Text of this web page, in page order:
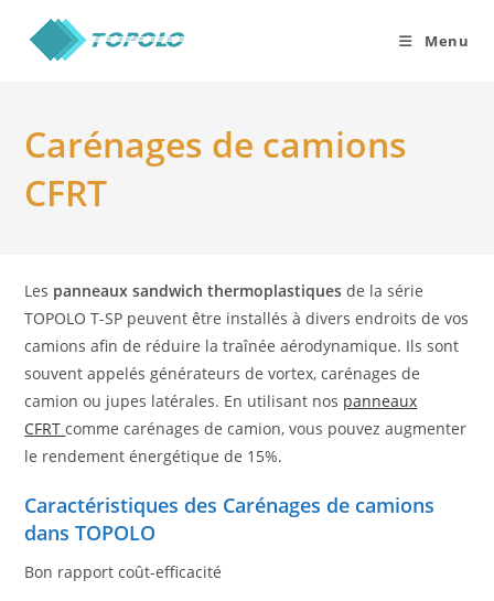
content
Menu
Carénages de camions
CFRT
Les panneaux sandwich thermoplastiques de la série
TOPOLO T-SP peuvent être installés à divers endroits de vos
camions afin de réduire la traînée aérodynamique. Ils sont
souvent appelés générateurs de vortex, carénages de
camion ou jupes latérales. En utilisant nos panneaux
CFRTcomme carénages de camion, vous pouvez augmenter
le rendement énergétique de 15%.
Caractéristiques des Carénages de camions
dans TOPOLO
Bon rapport coût-efficacité